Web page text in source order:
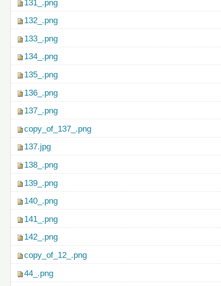
131_.png
132_.png
133_.png
134_.png
135_.png
136_.png
137_.png
copy_of_137_.png
137.jpg
138_.png
139_.png
140_.png
141_.png
142_.png
copy_of_12_.png
44_.png